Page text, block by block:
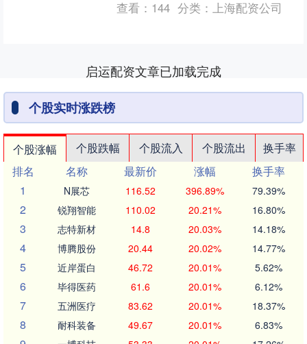
复流产、不孕成为许多女....
查看： 144 分类： 上海配资公司
启运配资文章已加载完成
个股实时涨跌榜
个股涨幅 个股跌幅 个股流入 个股流出
换手率
排名
名称 最新价 涨幅
换手率
1
N展芯 116.52 396.89% 79.39%
2 锐翔智能 110.02 20.21% 16.80%
3 志特新材 14.8 20.03% 14.18%
4 博腾股份 20.44 20.02% 14.77%
5 近岸蛋白 46.72 20.01% 5.62%
6 毕得医药 61.6 20.01% 6.12%
7 五洲医疗 83.62 20.01% 18.37%
8 耐科装备 49.67 20.01% 6.83%